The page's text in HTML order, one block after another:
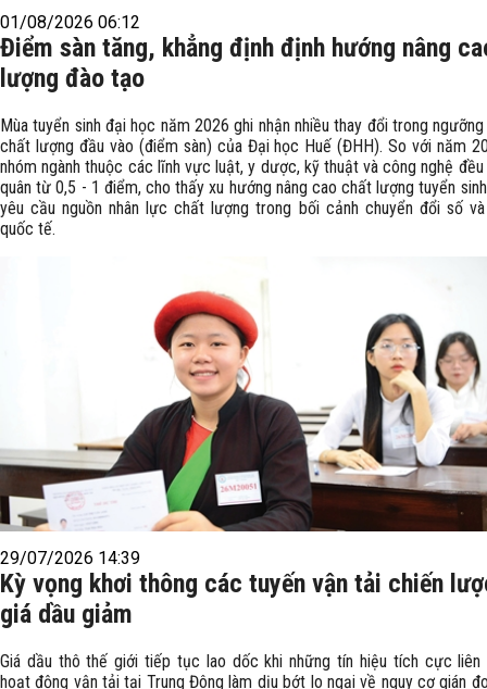
01/08/2026 06:12
Điểm sàn tăng, khẳng định định hướng nâng
lượng đào tạo
Mùa tuyển sinh đại học năm 2026 ghi nhận nhiều thay đổi trong
chất lượng đầu vào (điểm sàn) của Đại học Huế (ĐHH). So với năm
nhóm ngành thuộc các lĩnh vực luật, y dược, kỹ thuật và công nghệ
quân từ 0,5 - 1 điểm, cho thấy xu hướng nâng cao chất lượng tuyển
yêu cầu nguồn nhân lực chất lượng trong bối cảnh chuyển đổi số
quốc tế.
29/07/2026 14:39
Kỳ vọng khơi thông các tuyến vận tải chiến
giá dầu giảm
Giá dầu thô thế giới tiếp tục lao dốc khi những tín hiệu tích cực liên
hoạt động vận tải tại Trung Đông làm dịu bớt lo ngại về nguy cơ gián